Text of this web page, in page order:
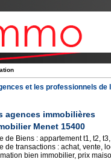
et les professionnels
agences immobilières
Menet 15400
de Biens : appartement t1, t2,
de transactions : achat, vente,
bien immobilier, prix